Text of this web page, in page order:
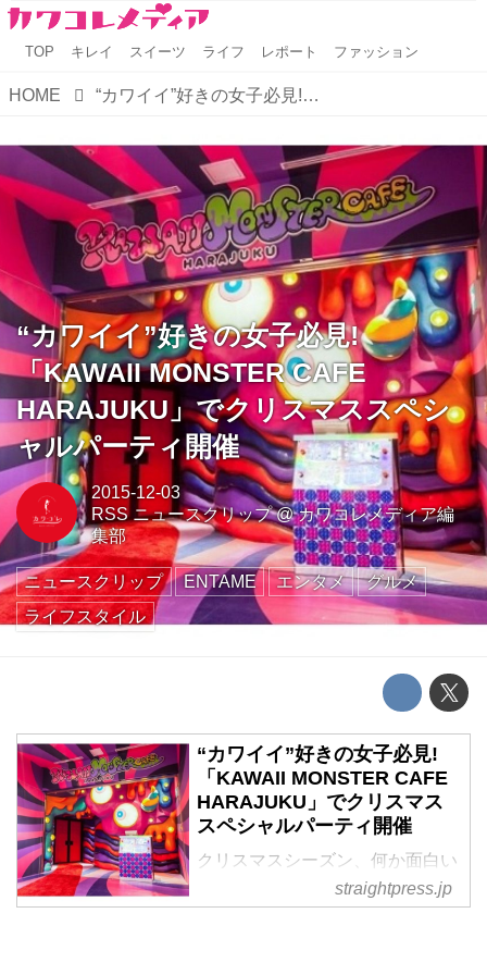
TOP キレイ スイーツ ライフ レポート ファッション
HOME “カワイイ”好きの女子必見!「KAWAII MONSTER CAFE HARAJUKU」でクリスマススペシャルパーティ開催
“カワイイ”好きの女子必見!
「KAWAII MONSTER CAFE
HARAJUKU」でクリスマススペシ
ャルパーティ開催
2015-12-03
RSS ニュースクリップ@カワコレメディア編
集部
ニュースクリップ ENTAME エンタメ
グルメ
ライフスタイル
“カワイイ”好きの女子必見!
「KAWAII MONSTER CAFE
HARAJUKU」でクリスマス
スペシャルパーティ開催
クリスマスシーズン、何か面白い
イベントがないかなあ、とお探し
なら、こちらのパーティはいか
straightpress.jp